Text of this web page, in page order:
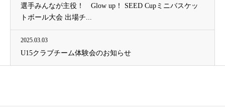
選手みんなが主役！ Glow up！ SEED Cupミニバスケッ
トボール大会 出場チ...
2025.03.03
U15クラブチーム体験会のお知らせ